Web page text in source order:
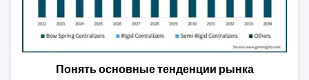
Понять основные тенденции рынка